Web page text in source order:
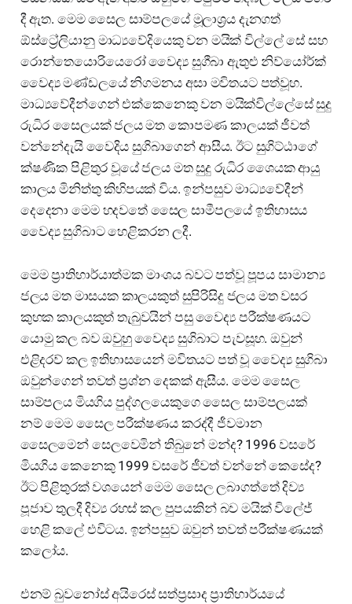
දී ඇත. මෙම සෛල සාම්පලයේ මූලාශ්‍රය දැනගත්
ඕස්ට්‍රේලියානු මාධ්‍යවේදියෙකු වන මයික් විල්ලේ සේ සහ
රොන්තෙයොරියෙරෝ වෛද්‍ය සුගීබා ඇතුළු නිව්යෝර්ක්
වෛද්‍ය මණ්ඩලයේ නිගමනය අසා මවිතයට පත්වූහ.
මාධ්‍යවේදීන්ගෙන් එක්කෙනෙකු වන මයික්විල්ලේසේ සුදු
රුධිර සෛලයක් ජලය මත කොපමණ කාලයක් ජීවත්
වන්නේදැයි වෛදිය සුගිබාගෙන් ආසීය. ඊට සුගිට්ඨාගේ
ක්ෂණික පිළිතුර වූයේ ජලය මත සුදු රුධිර ශෛයක ආයු
කාලය මිනිත්තු කිහිපයක් විය. ඉන්පසුව මාධ්‍යවේදීන්
දෙදෙනා මෙම හදවතේ සෛල සාමීපලයේ ඉතිහාසය
වෛද්‍ය සුගිබාට හෙළිකරන ලදී.
මෙම ප්‍රාතිහාර්යාත්මක මාංශය බවට පත්වූ පූපය සාමාන්‍ය
ජලය මත මාසයක කාලයකුත් සුපිරිසිදු ජලය මත වසර
කුහක කාලයකුත් තැබුවයින් පසු වෛද්‍ය පරීක්ෂණයට
යොමු කල බව ඔවුහු වෛද්‍ය සුගිබාට පැවසූහ. ඔවුන්
එළිදරව් කල ඉතිහාසයෙන් මවිතයට පත් වූ වෛද්‍ය සුගිබා
ඔවුන්ගෙන් තවත් ප්‍රශ්න දෙකක් ඇසීය. මෙම සෛල
සාම්පලය මියගිය පුද්ගලයෙකුගෙ සෛල සාම්පලයක්
නම් මෙම සෛල පරීක්ෂණය කරද්දී ජීවමාන
සෛලමෙන් සෙලවෙමින් තිබුනේ මන්ද? 1996 වසරේ
මියගිය කෙනෙකු 1999 වසරේ ජීවත් වන්නේ කෙසේද?
ඊට පිළිතුරක් වශයෙන් මෙම සෛල ලබාගත්තේ දිව්‍ය
පූජාව තුලදී දිව්‍ය රහස් කල පුපයකින් බව මයික් විලේජ්
හෙළි කලේ එවිටය. ඉන්පසුව ඔවුන් තවත් පරීක්ෂණයක්
කලෝය.
එනම් බුවනෝස් අයිරෙස් සත්ප්‍රසාද ප්‍රාතිහාර්යයේ